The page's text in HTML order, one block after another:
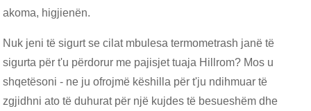
akoma, higjienën.
Nuk jeni të sigurt se cilat mbulesa termometrash janë të
sigurta për t'u përdorur me pajisjet tuaja Hillrom? Mos u
shqetësoni - ne ju ofrojmë këshilla për t'ju ndihmuar të
zgjidhni ato të duhurat për një kujdes të besueshëm dhe